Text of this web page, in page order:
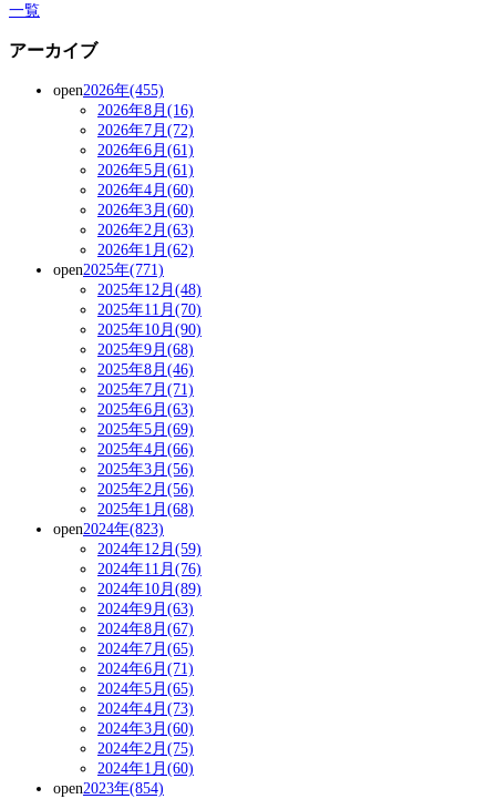
一覧
アーカイブ
open2026年(455)
2026年8月(16)
2026年7月(72)
2026年6月(61)
2026年5月(61)
2026年4月(60)
2026年3月(60)
2026年2月(63)
2026年1月(62)
open2025年(771)
2025年12月(48)
2025年11月(70)
2025年10月(90)
2025年9月(68)
2025年8月(46)
2025年7月(71)
2025年6月(63)
2025年5月(69)
2025年4月(66)
2025年3月(56)
2025年2月(56)
2025年1月(68)
open2024年(823)
2024年12月(59)
2024年11月(76)
2024年10月(89)
2024年9月(63)
2024年8月(67)
2024年7月(65)
2024年6月(71)
2024年5月(65)
2024年4月(73)
2024年3月(60)
2024年2月(75)
2024年1月(60)
open2023年(854)